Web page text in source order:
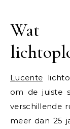
Wat
Lucente
om de juiste
verschillende
meer dan 25